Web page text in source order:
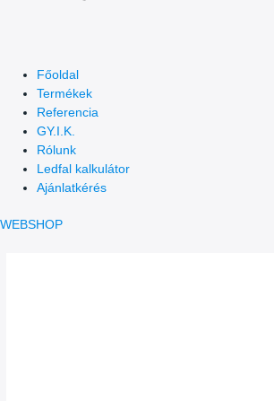
Főoldal
Termékek
Referencia
GY.I.K.
Rólunk
Ledfal kalkulátor
Ajánlatkérés
WEBSHOP